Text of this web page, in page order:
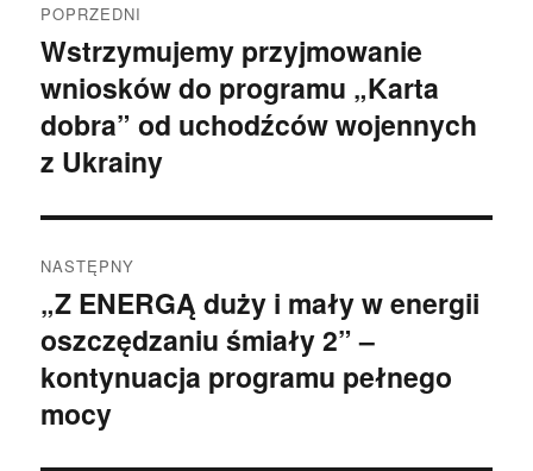
wpisu
POPRZEDNI
Poprzedni
wpis:
Wstrzymujemy przyjmowanie
wniosków do programu „Karta
dobra” od uchodźców wojennych
z Ukrainy
NASTĘPNY
Następny
wpis:
„Z ENERGĄ duży i mały w energii
oszczędzaniu śmiały 2” –
kontynuacja programu pełnego
mocy